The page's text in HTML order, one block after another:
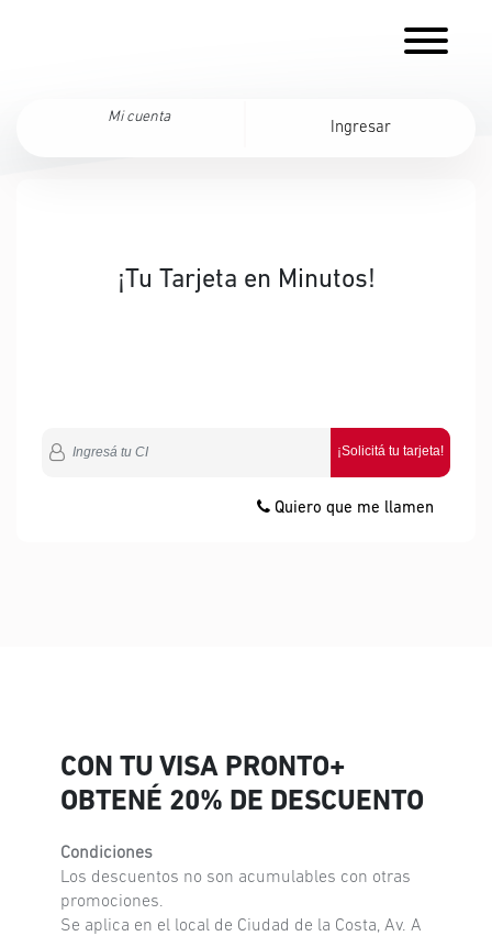
Mi cuenta
Ingresar
¡Tu Tarjeta en Minutos!
¡Solicitá tu tarjeta!
Quiero que me llamen
CON TU VISA PRONTO+
OBTENÉ 20% DE DESCUENTO
Condiciones
Los descuentos no son acumulables con otras
promociones.
Se aplica en el local de Ciudad de la Costa, Av. A